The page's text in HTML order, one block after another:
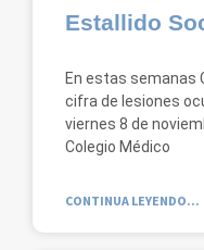
Estallido
En estas semanas
cifra de lesiones
viernes 8 de
Colegio Médico
CONTINUA LEYENDO...